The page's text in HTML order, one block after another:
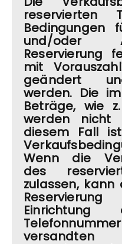
reservierten
Bedingungen
und/oder
Reservierung
mit
geändert
werden. Die
Beträge, wie
werden nicht
diesem Fall
Wenn die
des
zulassen,
Einrichtung
versandten